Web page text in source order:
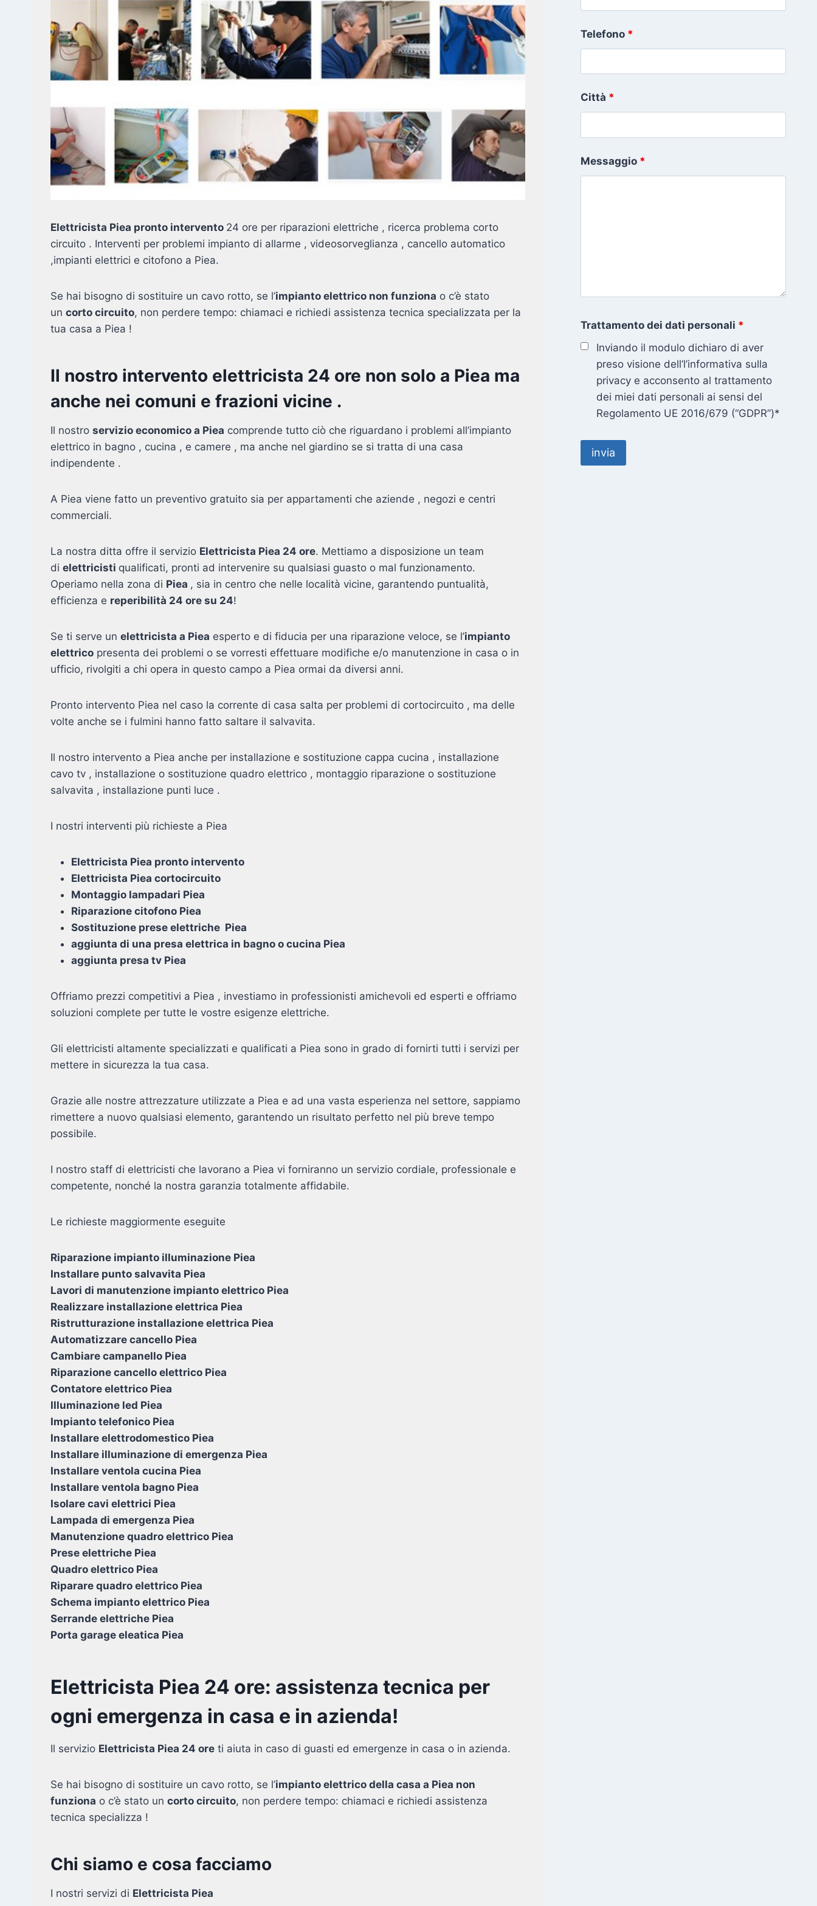
Elettricista Piea pronto intervento 24 ore per riparazioni elettriche , ricerca problema corto
circuito . Interventi per problemi impianto di allarme , videosorveglianza , cancello automatico
,impianti elettrici e citofono a Piea.
Se hai bisogno di sostituire un cavo rotto, se l’impianto elettrico non funziona o c’è stato
un corto circuito, non perdere tempo: chiamaci e richiedi assistenza tecnica specializzata per la
tua casa a Piea !
Il nostro intervento elettricista 24 ore non solo a Piea ma
anche nei comuni e frazioni vicine .
Il nostro servizio economico a Piea comprende tutto ciò che riguardano i problemi all’impianto
elettrico in bagno , cucina , e camere , ma anche nel giardino se si tratta di una casa
indipendente .
A Piea viene fatto un preventivo gratuito sia per appartamenti che aziende , negozi e centri
commerciali.
La nostra ditta offre il servizio Elettricista Piea 24 ore. Mettiamo a disposizione un team
di elettricisti qualificati, pronti ad intervenire su qualsiasi guasto o mal funzionamento.
Operiamo nella zona di Piea , sia in centro che nelle località vicine, garantendo puntualità,
efficienza e reperibilità 24 ore su 24!
Se ti serve un elettricista a Piea esperto e di fiducia per una riparazione veloce, se l’impianto
elettrico presenta dei problemi o se vorresti effettuare modifiche e/o manutenzione in casa o in
ufficio, rivolgiti a chi opera in questo campo a Piea ormai da diversi anni.
Pronto intervento Piea nel caso la corrente di casa salta per problemi di cortocircuito , ma delle
volte anche se i fulmini hanno fatto saltare il salvavita.
Il nostro intervento a Piea anche per installazione e sostituzione cappa cucina , installazione
cavo tv , installazione o sostituzione quadro elettrico , montaggio riparazione o sostituzione
salvavita , installazione punti luce .
I nostri interventi più richieste a Piea
Elettricista Piea pronto intervento
Elettricista Piea cortocircuito
Montaggio lampadari Piea
Riparazione citofono Piea
Sostituzione prese elettriche Piea
aggiunta di una presa elettrica in bagno o cucina Piea
aggiunta presa tv Piea
Offriamo prezzi competitivi a Piea , investiamo in professionisti amichevoli ed esperti e offriamo
soluzioni complete per tutte le vostre esigenze elettriche.
Gli elettricisti altamente specializzati e qualificati a Piea sono in grado di fornirti tutti i servizi per
mettere in sicurezza la tua casa.
Grazie alle nostre attrezzature utilizzate a Piea e ad una vasta esperienza nel settore, sappiamo
rimettere a nuovo qualsiasi elemento, garantendo un risultato perfetto nel più breve tempo
possibile.
I nostro staff di elettricisti che lavorano a Piea vi forniranno un servizio cordiale, professionale e
competente, nonché la nostra garanzia totalmente affidabile.
Le richieste maggiormente eseguite
Riparazione impianto illuminazione Piea
Installare punto salvavita Piea
Lavori di manutenzione impianto elettrico Piea
Realizzare installazione elettrica Piea
Ristrutturazione installazione elettrica Piea
Automatizzare cancello Piea
Cambiare campanello Piea
Riparazione cancello elettrico Piea
Contatore elettrico Piea
Illuminazione led Piea
Impianto telefonico Piea
Installare elettrodomestico Piea
Installare illuminazione di emergenza Piea
Installare ventola cucina Piea
Installare ventola bagno Piea
Isolare cavi elettrici Piea
Lampada di emergenza Piea
Manutenzione quadro elettrico Piea
Prese elettriche Piea
Quadro elettrico Piea
Riparare quadro elettrico Piea
Schema impianto elettrico Piea
Serrande elettriche Piea
Porta garage eleatica Piea
Elettricista Piea 24 ore: assistenza tecnica per
ogni emergenza in casa e in azienda!
Il servizio Elettricista Piea 24 ore ti aiuta in caso di guasti ed emergenze in casa o in azienda.
Se hai bisogno di sostituire un cavo rotto, se l’impianto elettrico della casa a Piea non
funziona o c’è stato un corto circuito, non perdere tempo: chiamaci e richiedi assistenza
tecnica specializza !
Chi siamo e cosa facciamo
I nostri servizi di Elettricista Piea
Telefono *
Città *
Messaggio *
Trattamento dei dati personali *
Inviando il modulo dichiaro di aver
preso visione dell’l’informativa sulla
privacy e acconsento al trattamento
dei miei dati personali ai sensi del
Regolamento UE 2016/679 (“GDPR”)*